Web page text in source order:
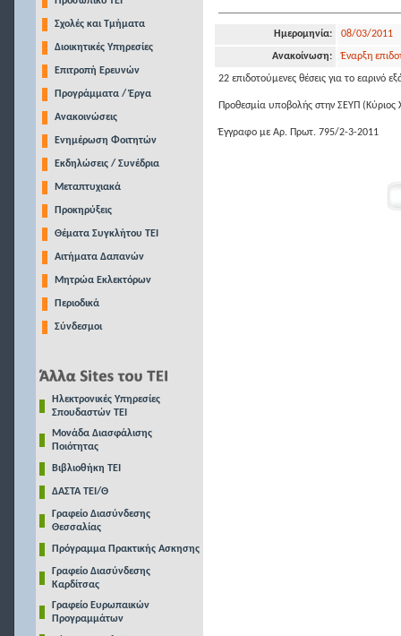
Σχολές και Τμήματα
Διοικητικές Υπηρεσίες
Επιτροπή Ερευνών
Προγράμματα / Έργα
Ανακοινώσεις
Ενημέρωση Φοιτητών
Εκδηλώσεις / Συνέδρια
Μεταπτυχιακά
Προκηρύξεις
Θέματα Συγκλήτου ΤΕΙ
Αιτήματα Δαπανών
Μητρώα Εκλεκτόρων
Περιοδικά
Σύνδεσμοι
Ηλεκτρονικές Υπηρεσίες
Σπουδαστών ΤΕΙ
Μονάδα Διασφάλισης
Ποιότητας
Βιβλιοθήκη ΤΕΙ
ΔΑΣΤΑ ΤΕΙ/Θ
Γραφείο Διασύνδεσης
Θεσσαλίας
Πρόγραμμα Πρακτικής Ασκησης
Γραφείο Διασύνδεσης
Καρδίτσας
Γραφείο Ευρωπαικών
Προγραμμάτων
Ημερομηνία: 08/03/2011
Ανακοίνωση: Έναρξη
22 επιδοτούμενες θέσεις για το εαρινό
Προθεσμία υποβολής στην ΣΕΥΠ (Κύριος
Έγγραφο με Αρ. Πρωτ. 795/2-3-2011